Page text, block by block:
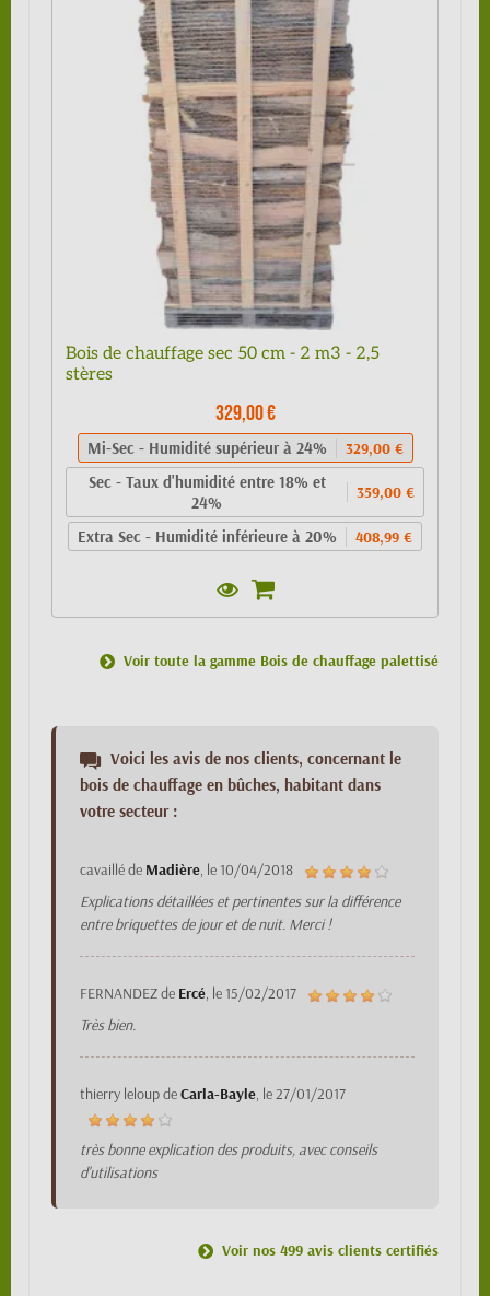
Bois de chauffage sec 50 cm - 2 m3 - 2,5
stères
329,00 €
Mi-Sec - Humidité supérieur à 24% 329,00 €
Sec - Taux d'humidité entre 18% et
24%
359,00 €
Extra Sec - Humidité inférieure à 20% 408,99 €
Voir toute la gamme Bois de chauffage palettisé
Voici les avis de nos clients, concernant le
bois de chauffage en bûches, habitant dans
votre secteur :
cavailléde Madière, le 10/04/2018
Explications détaillées et pertinentes sur la différence
entre briquettes de jour et de nuit. Merci !
FERNANDEZde Ercé, le 15/02/2017
Très bien.
thierry leloupdeCarla-Bayle, le27/01/2017
très bonne explication des produits, avec conseils
d'utilisations
Voir nos 499 avis clients certifiés